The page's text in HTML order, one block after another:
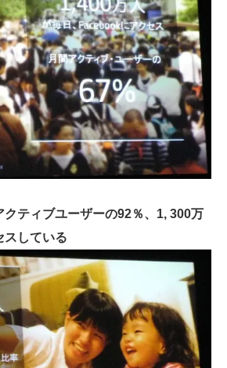
クティブユーザーの92％、1, 300万
スしている